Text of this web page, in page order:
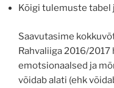
Kõigi tulemuste tabel
Saavutasime
Rahvaliiga 2016/
emotsionaalsed ja
võidab alati (ehk